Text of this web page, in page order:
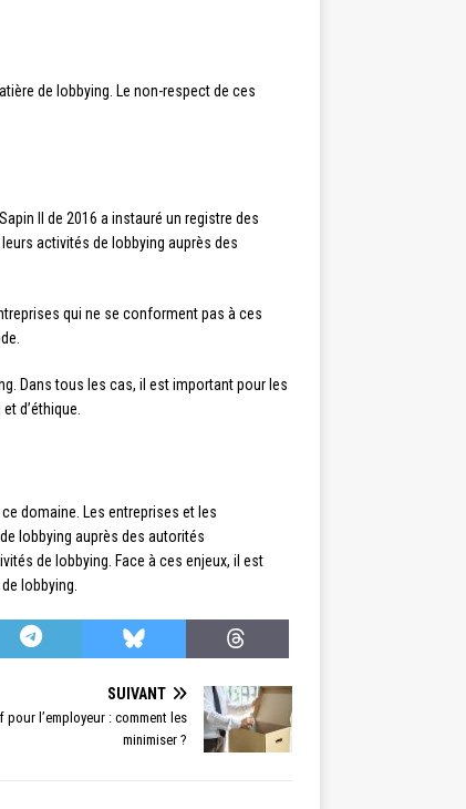
de lobbying. Le non-respect de ces
II de 2016 a instauré un registre des
activités de lobbying auprès des
qui ne se conforment pas à ces
Dans tous les cas, il est important pour les
d’éthique.
domaine. Les entreprises et les
lobbying auprès des autorités
de lobbying. Face à ces enjeux, il est
lobbying.
SUIVANT
l’employeur : comment les
minimiser ?